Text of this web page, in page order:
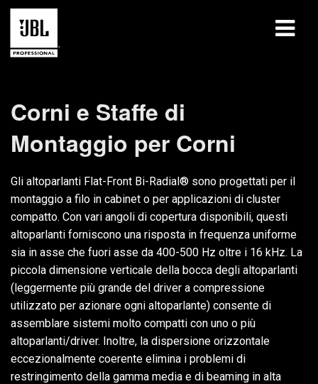
Casi di studio
Sessioni di formazione
formazione
chi siamo
Dove acquistare e collegarsi
supporto
Lingua/Regione
Corni e Staffe di
Montaggio per Corni
Gli altoparlanti Flat-Front Bi-Radial® sono progettati per il
montaggio a filo in cabinet o per applicazioni di cluster
compatto. Con vari angoli di copertura disponibili, questi
altoparlanti forniscono una risposta in frequenza uniforme
sia in asse che fuori asse da 400-500 Hz oltre i 16 kHz. La
piccola dimensione verticale della bocca degli altoparlanti
(leggermente più grande del driver a compressione
utilizzato per azionare ogni altoparlante) consente di
assemblare sistemi molto compatti con uno o più
altoparlanti/driver. Inoltre, la dispersione orizzontale
eccezionalmente coerente elimina i problemi di
restringimento della gamma media e di beaming in alta